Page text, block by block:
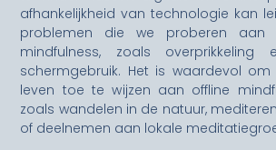
afhankelijkheid van technologie kan
problemen die we proberen aan
mindfulness, zoals
schermgebruik. Het is waardevol
leven toe te wijzen aan offline
zoals wandelen in de natuur,
of deelnemen aan lokale